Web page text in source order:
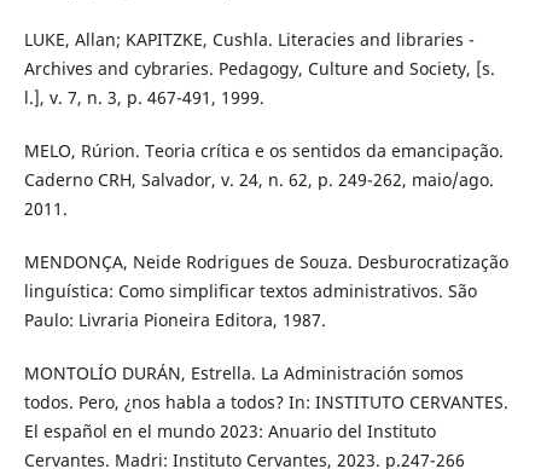
LUKE, Allan; KAPITZKE, Cushla. Literacies and libraries -
Archives and cybraries. Pedagogy, Culture and Society, [s.
l.], v. 7, n. 3, p. 467-491, 1999.
MELO, Rúrion. Teoria crítica e os sentidos da emancipação.
Caderno CRH, Salvador, v. 24, n. 62, p. 249-262, maio/ago.
2011.
MENDONÇA, Neide Rodrigues de Souza. Desburocratização
linguística: Como simplificar textos administrativos. São
Paulo: Livraria Pioneira Editora, 1987.
MONTOLÍO DURÁN, Estrella. La Administración somos
todos. Pero, ¿nos habla a todos? In: INSTITUTO CERVANTES.
El español en el mundo 2023: Anuario del Instituto
Cervantes. Madri: Instituto Cervantes, 2023. p.247-266